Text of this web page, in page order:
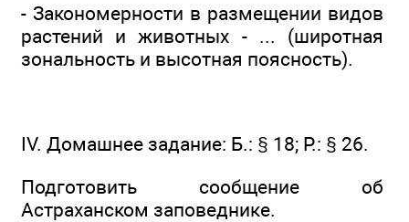
- Закономерности в размещении видов
растений и животных - ... (широтная
зональность и высотная поясность).
IV. Домашнее задание: Б.: § 18; Р.: § 26.
Подготовить сообщение об
Астраханском заповеднике.